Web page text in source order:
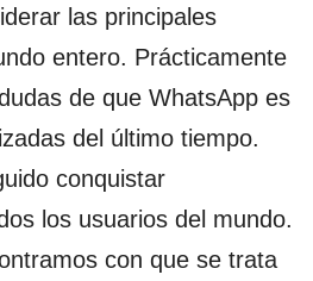
las principales
entero. Prácticamente
de que WhatsApp es
del último tiempo.
conquistar
los usuarios del mundo.
con que se trata